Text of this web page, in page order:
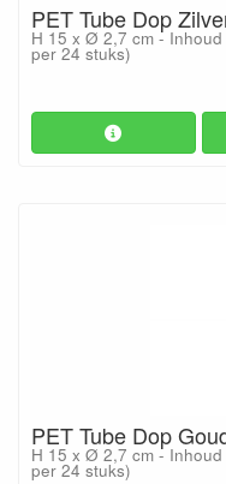
PET Tube Dop
H 15 x Ø 2,7 cm -
per 24 stuks)
PET Tube Dop
H 15 x Ø 2,7 cm -
per 24 stuks)